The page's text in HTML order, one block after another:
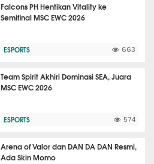
Falcons PH Hentikan Vitality ke
Semifinal MSC EWC 2026
ESPORTS 663
Team Spirit Akhiri Dominasi SEA, Juara
MSC EWC 2026
ESPORTS 574
Arena of Valor dan DAN DA DAN Resmi,
Ada Skin Momo